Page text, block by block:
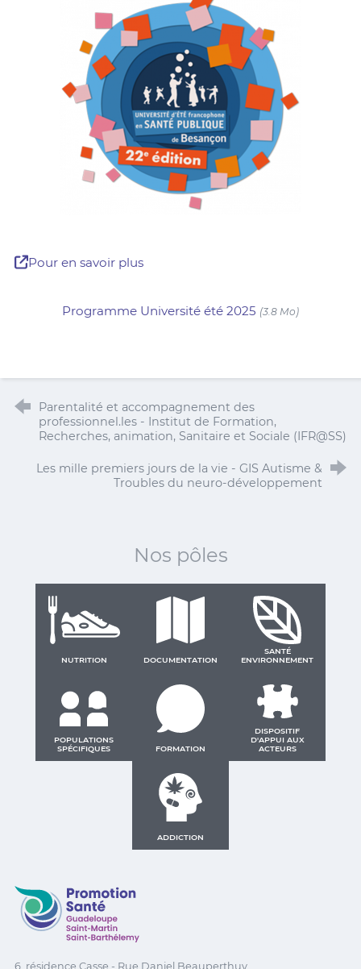
Pour en savoir plus
Programme Université été 2025 (3.8 Mo)
Parentalité et accompagnement des
professionnel.les - Institut de Formation,
Recherches, animation, Sanitaire et Sociale (IFR@SS)
Les mille premiers jours de la vie - GIS Autisme &
Troubles du neuro-développement
Nos pôles
NUTRITION DOCUMENTATION
SANTÉ
ENVIRONNEMENT
POPULATIONS
SPÉCIFIQUES
FORMATION
DISPOSITIF
D'APPUI AUX
ACTEURS
ADDICTION
Promotion Santé Guadeloupe, Saint-Martin, Saint
6, résidence Casse - Rue Daniel Beauperthuy